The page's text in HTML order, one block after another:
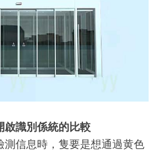
啟識別係統的比較
測信息時，隻要是想通過黄色